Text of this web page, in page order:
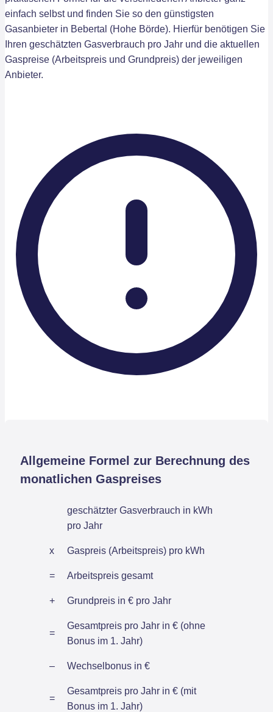
einfach selbst und finden Sie so den günstigsten
Gasanbieter in Bebertal (Hohe Börde). Hierfür benötigen Sie
Ihren geschätzten Gasverbrauch pro Jahr und die aktuellen
Gaspreise (Arbeitspreis und Grundpreis) der jeweiligen
Anbieter.
Allgemeine Formel zur Berechnung des
monatlichen Gaspreises
geschätzter Gasverbrauch in kWh
pro Jahr
x Gaspreis (Arbeitspreis) pro kWh
= Arbeitspreis gesamt
+ Grundpreis in € pro Jahr
=
Gesamtpreis pro Jahr in € (ohne
Bonus im 1. Jahr)
– Wechselbonus in €
=
Gesamtpreis pro Jahr in € (mit
Bonus im 1. Jahr)